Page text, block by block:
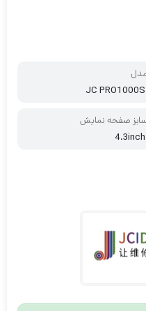
مدل
JC PRO1000S
صفحه نمایش
4.3inch